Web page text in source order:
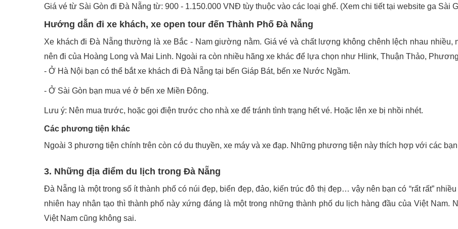
Giá vé từ Sài Gòn đi Đà Nẵng từ: 900 - 1.150.000 VNĐ tùy thuộc vào các loại ghế. (Xem chi tiết tại website ga Sài
Hướng dẫn đi xe khách, xe open tour đến Thành Phố Đà Nẵng
Xe khách đi Đà Nẵng thường là xe Bắc - Nam giường nằm. Giá vé và chất lượng không chênh lệch nhau nhiều,
nên đi của Hoàng Long và Mai Linh. Ngoài ra còn nhiều hãng xe khác để lựa chọn như Hlink, Thuận Thảo,
- Ở Hà Nội bạn có thể bắt xe khách đi Đà Nẵng tại bến Giáp Bát, bến xe Nước Ngầm.
- Ở Sài Gòn bạn mua vé ở bến xe Miền Đông.
Lưu ý: Nên mua trước, hoặc gọi điện trước cho nhà xe để tránh tình trạng hết vé. Hoặc lên xe bị nhồi nhét.
Các phương tiện khác
Ngoài 3 phương tiện chính trên còn có du thuyền, xe máy và xe đạp. Những phương tiện này thích hợp với các
3. Những địa điểm du lịch trong Đà Nẵng
Đà Nẵng là một trong số ít thành phố có núi đẹp, biển đẹp, đảo, kiến trúc đô thị đẹp… vậy nên bạn có “rất rất”
nhiên hay nhân tạo thì thành phố này xứng đáng là một trong những thành phố du lịch hàng đầu của Việt
Việt Nam cũng không sai.